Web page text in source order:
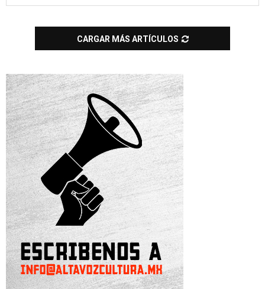
CARGAR MÁS ARTÍCULOS